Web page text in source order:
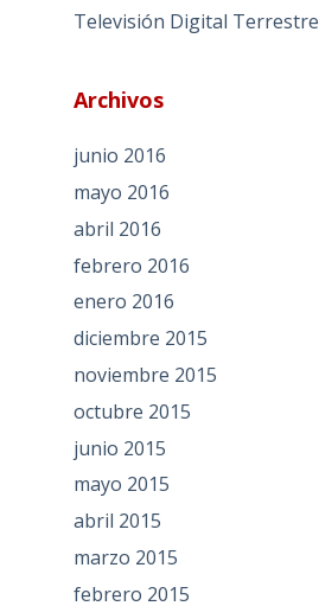
Televisión Digital Terrestre
Archivos
junio 2016
mayo 2016
abril 2016
febrero 2016
enero 2016
diciembre 2015
noviembre 2015
octubre 2015
junio 2015
mayo 2015
abril 2015
marzo 2015
febrero 2015